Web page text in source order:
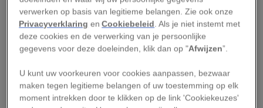
De fijne stenen reliëfs, de veelheid aan
hiëroglyfische inscripties, en de prachtige
werden gevonden, zijn slechts een aantal van de
redenen waarom deze plek uitgroeide tot een
verwerken op basis van legitieme belangen. Zie ook onze
Privacyverklaring enCookiebeleid. Als je niet instemt met
deze cookies en de verwerking van je persoonlijke
gegevens voor deze doeleinden, klik dan op "Afwijzen”.
U kunt uw voorkeuren voor cookies aanpassen, bezwaar
maken tegen legitieme belangen of uw toestemming op elk
moment intrekken door te klikken op de link 'Cookiekeuzes'